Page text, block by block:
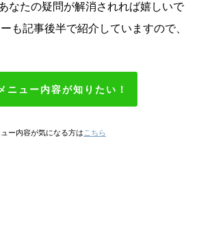
なたの疑問が解消されれば嬉しいで
も記事後半で紹介していますので、
ニュー内容が知りたい！
ュー内容が気になる方は こちら